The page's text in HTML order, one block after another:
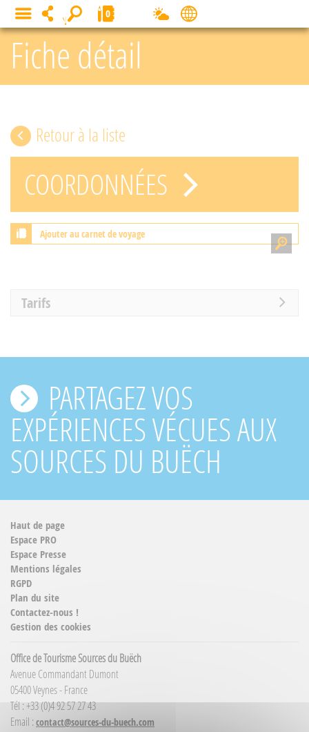
Fiche détail
Retour à la liste
COORDONNÉES
Ajouter au carnet de voyage
Tarifs
PARTAGEZ VOS
EXPÉRIENCES VÉCUES AUX
SOURCES DU BUËCH
Haut de page
Espace PRO
Espace Presse
Mentions légales
RGPD
Plan du site
Contactez-nous !
Gestion des cookies
Office de Tourisme Sources du Buëch
Avenue Commandant Dumont
05400 Veynes - France
Tél : +33 (0)4 92 57 27 43
Email : contact@sources-du-buech.com
MENU 0
Panneau de gestion des cookies